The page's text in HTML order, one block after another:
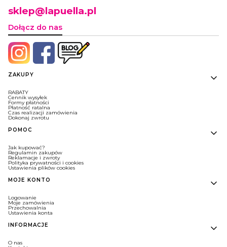
sklep@lapuella.pl
Dołącz do nas
Linki w stopce
ZAKUPY
RABATY
Cennik wysyłek
Formy płatności
Płatność ratalna
Czas realizacji zamówienia
Dokonaj zwrotu
POMOC
Jak kupować?
Regulamin zakupów
Reklamacje i zwroty
Polityka prywatności i cookies
Ustawienia plików cookies
MOJE KONTO
Logowanie
Moje zamówienia
Przechowalnia
Ustawienia konta
INFORMACJE
O nas